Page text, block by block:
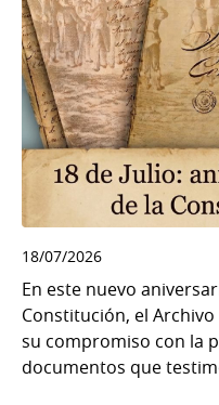
18/07/2026
En este nuevo
Constitución, el
su compromiso con la
documentos que